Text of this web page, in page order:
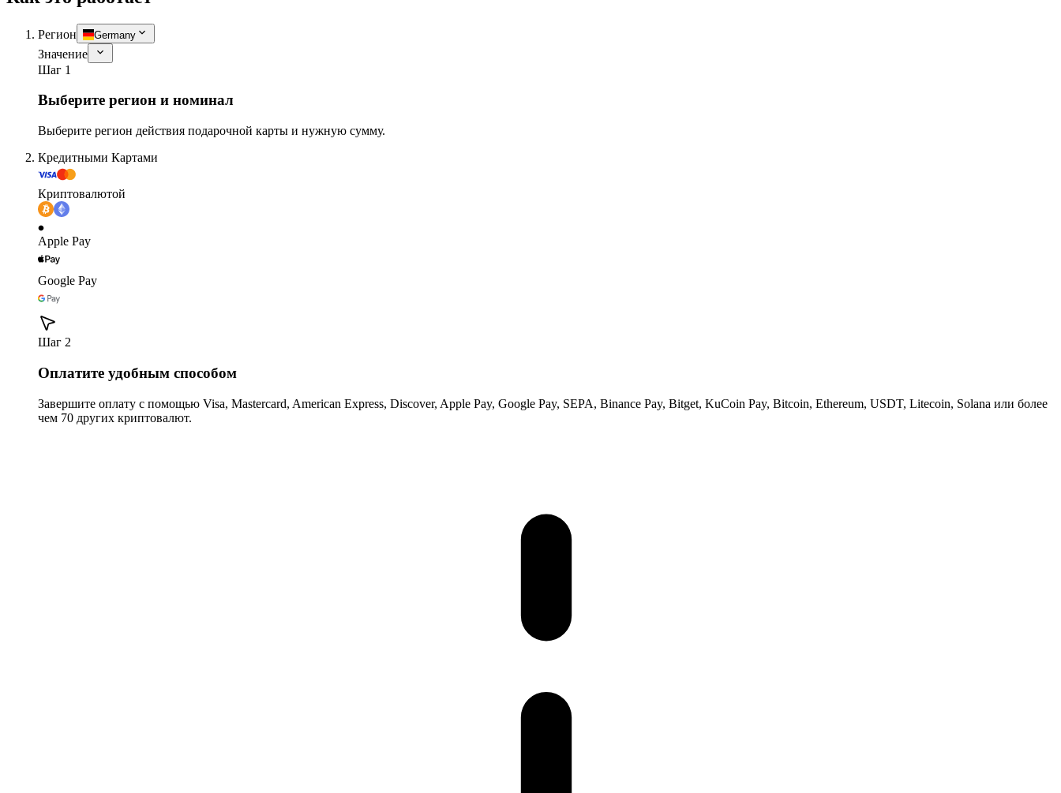
Регион Germany
Значение
Шаг 1
Выберите регион и номинал
Выберите регион действия подарочной карты и нужную сумму.
Кредитными Картами
Криптовалютой
Apple Pay
Google Pay
Шаг 2
Оплатите удобным способом
Завершите оплату с помощью Visa, Mastercard, American Express, Discover, Apple Pay, Google Pay, SEPA, Binance Pay, Bitget, KuCoin Pay, Bitcoin, Ethereum, USDT, Litecoin, Solana или более
чем 70 других криптовалют.